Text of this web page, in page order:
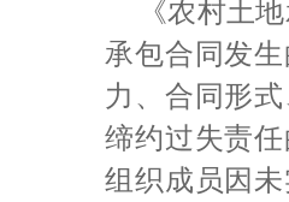
《农村土
承包合同发
力、合同形
缔约过失责
组织成员因